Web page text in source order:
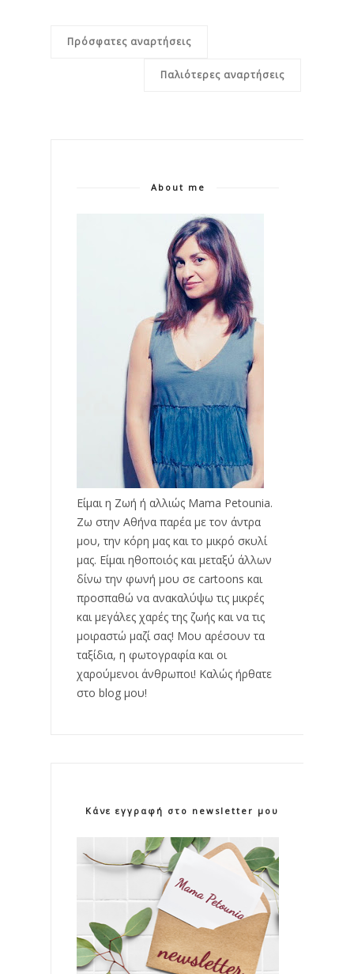
Πρόσφατες αναρτήσεις
Παλιότερες αναρτήσεις
About me
Είμαι η Ζωή ή αλλιώς Mama Petounia.
Ζω στην Αθήνα παρέα με τον άντρα
μου, την κόρη μας και το μικρό σκυλί
μας. Είμαι ηθοποιός και μεταξύ άλλων
δίνω την φωνή μου σε cartoons και
προσπαθώ να ανακαλύψω τις μικρές
και μεγάλες χαρές της ζωής και να τις
μοιραστώ μαζί σας! Μου αρέσουν τα
ταξίδια, η φωτογραφία και οι
χαρούμενοι άνθρωποι! Καλώς ήρθατε
στο blog μου!
Κάνε εγγραφή στο newsletter μου!